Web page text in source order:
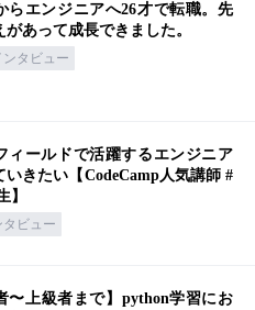
らエンジニアへ26才で転職。先
があって成長できました。
タビュー
ィールドで活躍するエンジニア
いきたい【CodeCamp人気講師 #
】
ビュー
〜上級者まで】python学習にお